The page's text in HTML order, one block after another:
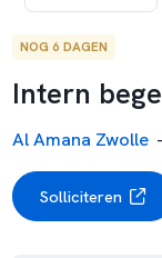
NOG 6 DAGEN
Intern
Al Amana Zwolle -
Solliciteren